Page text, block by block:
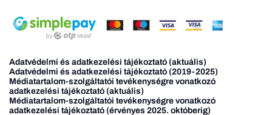
Adatvédelmi és adatkezelési tájékoztató (aktuális)
Adatvédelmi és adatkezelési tájékoztató (2019-2025)
Médiatartalom-szolgáltatói tevékenységre vonatkozó
adatkezelési tájékoztató (aktuális)
Médiatartalom-szolgáltatói tevékenységre vonatkozó
adatkezelési tájékoztató (érvényes 2025. októberig)